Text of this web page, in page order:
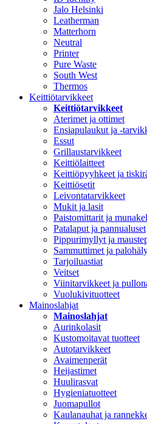
Jalo Helsinki
Leatherman
Matterhorn
Neutral
Printer
Pure Waste
South West
Thermos
Keittiötarvikkeet
Keittiötarvikkeet
Aterimet ja ottimet
Ensiapulaukut ja -
Essut
Grillaustarvikkeet
Keittiölaitteet
Keittiöpyyhkeet ja
Keittiösetit
Leivontatarvikkeet
Mukit ja lasit
Paistomittarit ja
Patalaput ja pannualuset
Pippurimyllyt ja
Sammuttimet ja
Tarjoiluastiat
Veitset
Viinitarvikkeet ja
Vuolukivituotteet
Mainoslahjat
Mainoslahjat
Aurinkolasit
Kustomoitavat tuotteet
Autotarvikkeet
Avaimenperät
Heijastimet
Huulirasvat
Hygieniatuotteet
Juomapullot
Kaulanauhat ja